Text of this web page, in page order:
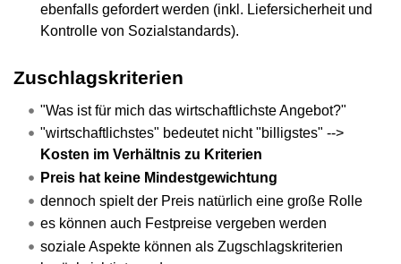
ebenfalls gefordert werden (inkl. Liefersicherheit und
Kontrolle von Sozialstandards).
Zuschlagskriterien
"Was ist für mich das wirtschaftlichste Angebot?"
"wirtschaftlichstes" bedeutet nicht "billigstes" -->
Kosten im Verhältnis zu Kriterien
Preis hat keine Mindestgewichtung
dennoch spielt der Preis natürlich eine große Rolle
es können auch Festpreise vergeben werden
soziale Aspekte können als Zugschlagskriterien